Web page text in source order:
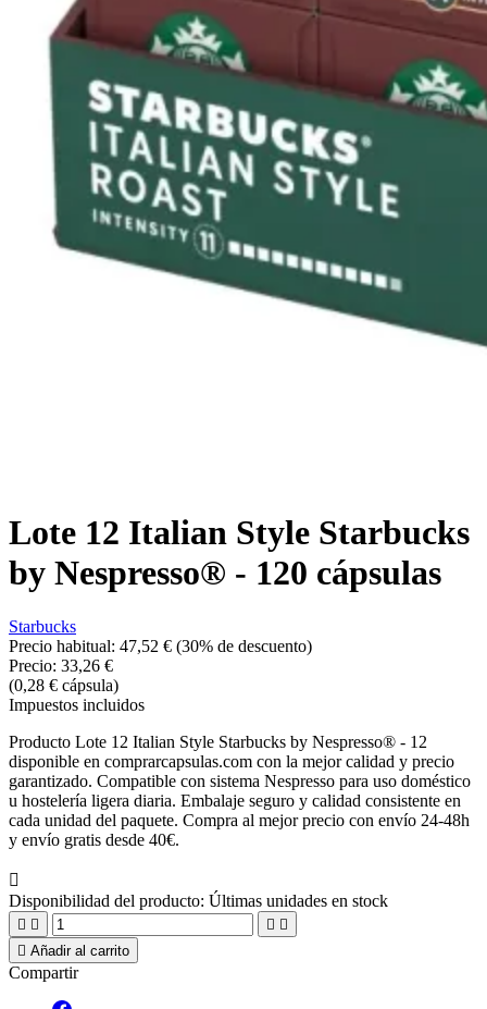
Lote 12 Italian Style Starbucks
by Nespresso® - 120 cápsulas
Starbucks
Precio habitual: 47,52 € (30% de descuento)
Precio: 33,26 €
(0,28 € cápsula)
Impuestos incluidos
Producto Lote 12 Italian Style Starbucks by Nespresso® - 12
disponible en comprarcapsulas.com con la mejor calidad y precio
garantizado. Compatible con sistema Nespresso para uso doméstico
u hostelería ligera diaria. Embalaje seguro y calidad consistente en
cada unidad del paquete. Compra al mejor precio con envío 24-48h
y envío gratis desde 40€.

Disponibilidad del producto: Últimas unidades en stock
   
 Añadir al carrito
Compartir